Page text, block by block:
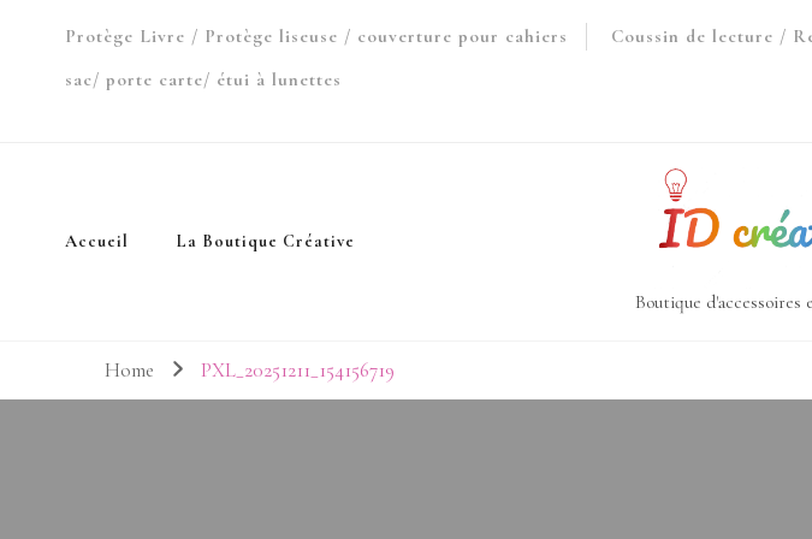
Protège Livre / Protège liseuse / couverture pour cahiers Coussin de lecture /
sac/ porte carte/ étui à lunettes
Accueil La Boutique Créative
Boutique d'accessoires
Home
PXL_20251211_154156719